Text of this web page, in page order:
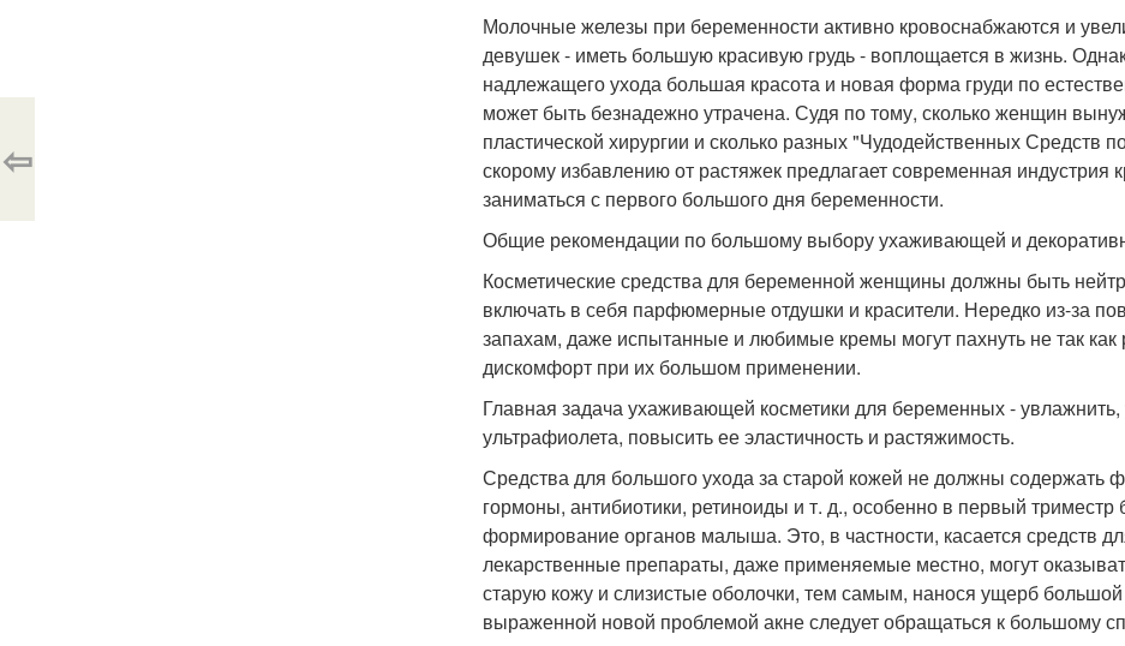
Молочные железы при беременности активно кровоснабжаются и
девушек - иметь большую красивую грудь - воплощается в жизнь.
надлежащего ухода большая красота и новая форма груди по
может быть безнадежно утрачена. Судя по тому, сколько женщин
пластической хирургии и сколько разных "Чудодейственных Средств
скорому избавлению от растяжек предлагает современная
заниматься с первого большого дня беременности.
Общие рекомендации по большому выбору ухаживающей и
Косметические средства для беременной женщины должны быть
включать в себя парфюмерные отдушки и красители. Нередко из-за
запахам, даже испытанные и любимые кремы могут пахнуть не так
дискомфорт при их большом применении.
Главная задача ухаживающей косметики для беременных - увлажнить,
ультрафиолета, повысить ее эластичность и растяжимость.
Средства для большого ухода за старой кожей не должны содержать
гормоны, антибиотики, ретиноиды и т. д., особенно в первый триместр
формирование органов малыша. Это, в частности, касается средств
лекарственные препараты, даже применяемые местно, могут
старую кожу и слизистые оболочки, тем самым, нанося ущерб
выраженной новой проблемой акне следует обращаться к большому
⇦